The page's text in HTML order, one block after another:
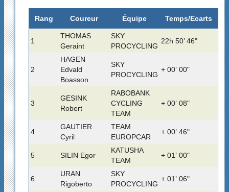
Rang Coureur Équipe Temps/Ecarts
1
THOMAS
Geraint
SKY
PROCYCLING
22h 50’ 46"
2
HAGEN
Edvald
Boasson
SKY
PROCYCLING
+ 00’ 00"
3
GESINK
Robert
RABOBANK
CYCLING
TEAM
+ 00’ 08"
4
GAUTIER
Cyril
TEAM
EUROPCAR
+ 00’ 46"
5 SILIN Egor
KATUSHA
TEAM
+ 01’ 00"
6
URAN
Rigoberto
SKY
PROCYCLING
+ 01’ 06"